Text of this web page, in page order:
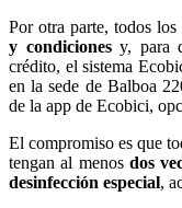
Por otra parte, todos los
y condicionesy, para
crédito, el sistema
en la sede de Balboa
de la app de Ecobici,
El compromiso es que
tengan al menos dos
desinfección especial,